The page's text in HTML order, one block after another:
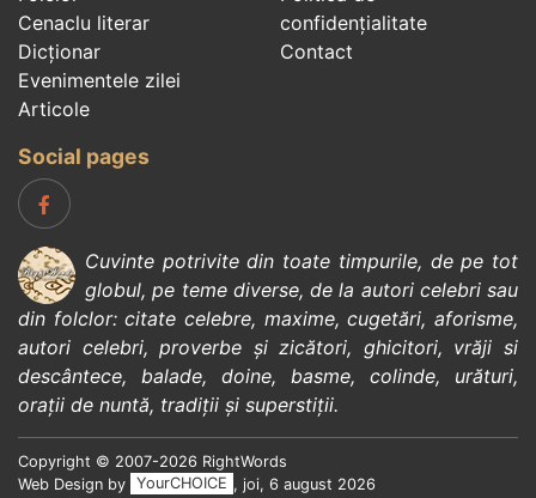
Cenaclu literar
Dicționar
Evenimentele zilei
Articole
confidenţialitate
Contact
Social pages
Cuvinte potrivite din toate timpurile, de pe tot
globul, pe teme diverse, de la autori celebrisau
din folclor:citate celebre, maxime,cugetări,aforisme,
autori celebri,proverbe și zicători, ghicitori, vrăji si
descântece, balade, doine, basme, colinde, urături,
orații de nuntă, tradiții și superstiții.
Copyright © 2007-2026 RightWords
Web Design by
YourCHOICE , joi, 6 august 2026